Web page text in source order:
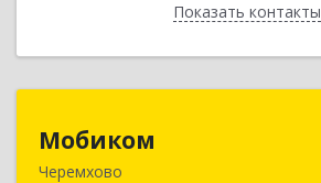
Показать контакты
Назад
Мобиком
Черемхово